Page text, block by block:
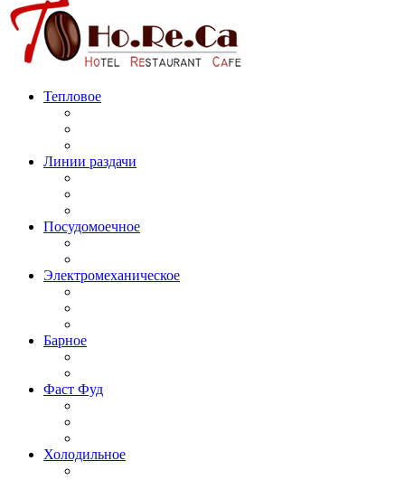
Тепловое
Линии раздачи
Посудомоечное
Электромеханическое
Барное
Фаст Фуд
Холодильное